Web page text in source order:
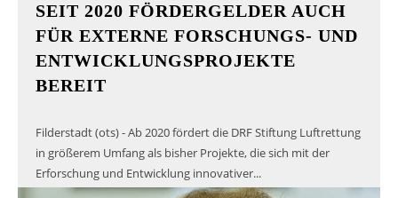
SEIT 2020 FÖRDERGELDER AUCH
FÜR EXTERNE FORSCHUNGS- UND
ENTWICKLUNGSPROJEKTE
BEREIT
Filderstadt (ots) - Ab 2020 fördert die DRF Stiftung Luftrettung
in größerem Umfang als bisher Projekte, die sich mit der
Erforschung und Entwicklung innovativer...